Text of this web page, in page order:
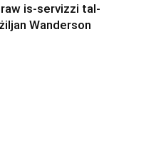
is-servizzi tal-
Wanderson